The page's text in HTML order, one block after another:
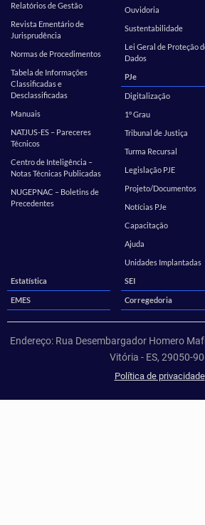
Relatórios de Gestão
Revista Ementário de
Jurisprudência
Normas de Procedimentos
Tabela de Informações
Classificadas e
Desclassificadas
Manuais
NATJUS-ES – Pareceres
Técnicos
Centro de Inteligência –
Notas Técnicas Publicadas
NUGEPNAC – Boletins de
Precedentes
Ouvidoria
Sustentabilidade
Lei Geral de Proteção
Dados
PJe
Digitalização
1º Grau
Tribunal de Justiça
Turma Recursal
Legislação PJE
Projeto/Documentos
Notícias PJe
Capacitação
Ajuda
Unidades Implantadas
Estatística
SEI
EMES Corregedoria
Endereço: Rua Desembargador Homero
Vitória - ES, 29050-
Política de privacidade